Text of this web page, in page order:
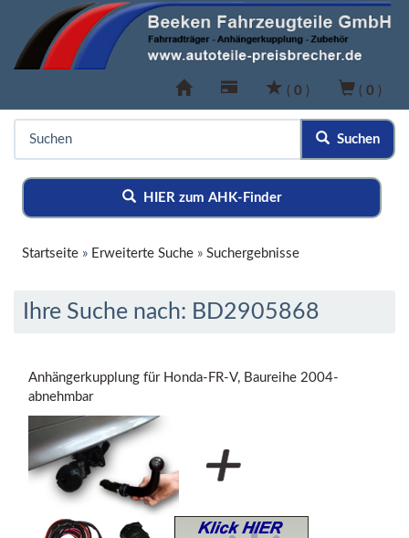
( 0 ) ( 0 )
Suchen
HIER zum AHK-Finder
Startseite » Erweiterte Suche » Suchergebnisse
Ihre Suche nach: BD2905868
Anhängerkupplung für Honda-FR-V, Baureihe 2004-
abnehmbar